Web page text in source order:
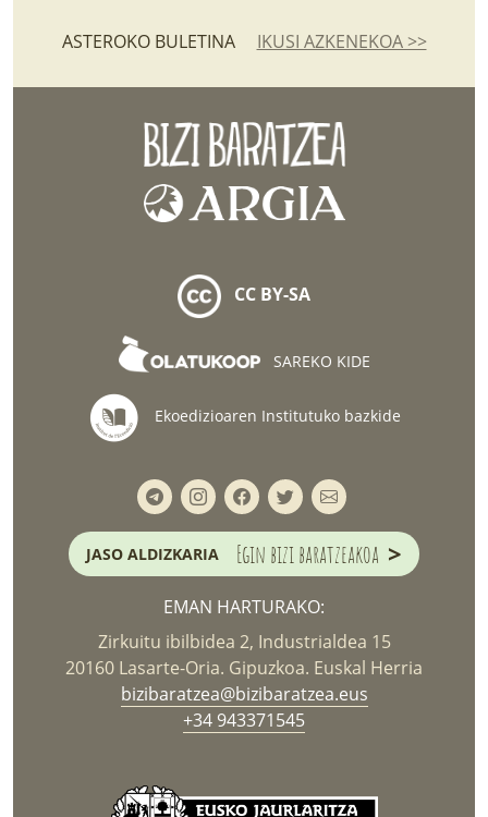
ASTEROKO BULETINA IKUSI AZKENEKOA >>
CC BY-SA
SAREKO KIDE
Ekoedizioaren Institutuko bazkide
JASO ALDIZKARIA Egin bizi baratzeakoa >
EMAN HARTURAKO:
Zirkuitu ibilbidea 2, Industrialdea 15
20160 Lasarte-Oria. Gipuzkoa. Euskal Herria
bizibaratzea@bizibaratzea.eus
+34 943371545